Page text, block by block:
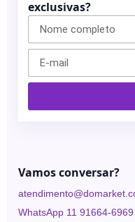
Blau
Farmacêutica
Cristália
Merz
Categorias
Biorremodelador
Fios de
Preenchedores
exclusivas?
Vamos conversar?
WhatsApp 11 91664-6969